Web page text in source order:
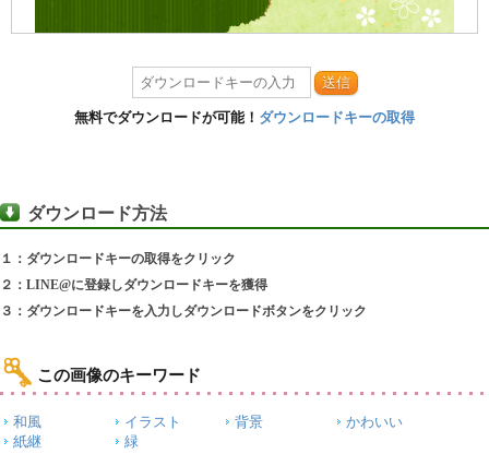
送信
無料でダウンロードが可能！ ダウンロードキーの取得
ダウンロード方法
１：ダウンロードキーの取得をクリック
２：LINE@に登録しダウンロードキーを獲得
３：ダウンロードキーを入力しダウンロードボタンをクリック
この画像のキーワード
和風 イラスト 背景
かわいい
紙継
緑